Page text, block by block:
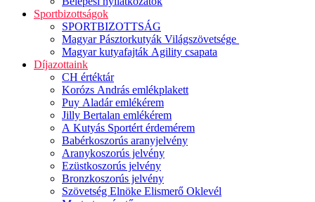
Sportbizottságok
SPORTBIZOTTSÁG
Magyar Pásztorkutyák Világszövetsége
Magyar kutyafajták Agility csapata
Díjazottaink
CH értéktár
Korózs András emlékplakett
Puy Aladár emlékérem
Jilly Bertalan emlékérem
A Kutyás Sportért érdemérem
Babérkoszorús aranyjelvény
Aranykoszorús jelvény
Ezüstkoszorús jelvény
Bronzkoszorús jelvény
Szövetség Elnöke Elismerő Oklevél